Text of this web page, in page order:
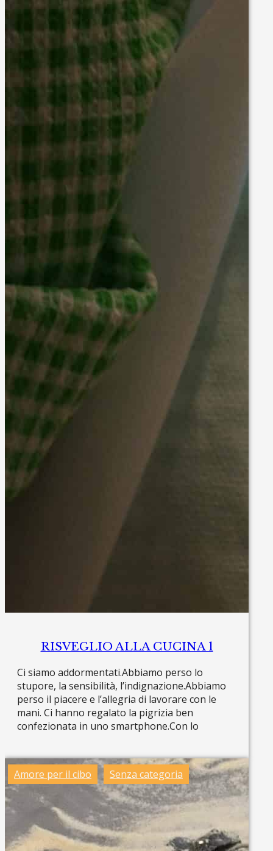
RISVEGLIO ALLA CUCINA 1
Ci siamo addormentati.Abbiamo perso lo
stupore, la sensibilità, l’indignazione.Abbiamo
perso il piacere e l’allegria di lavorare con le
mani. Ci hanno regalato la pigrizia ben
confezionata in uno smartphone.Con lo
Amore per il cibo Senza categoria